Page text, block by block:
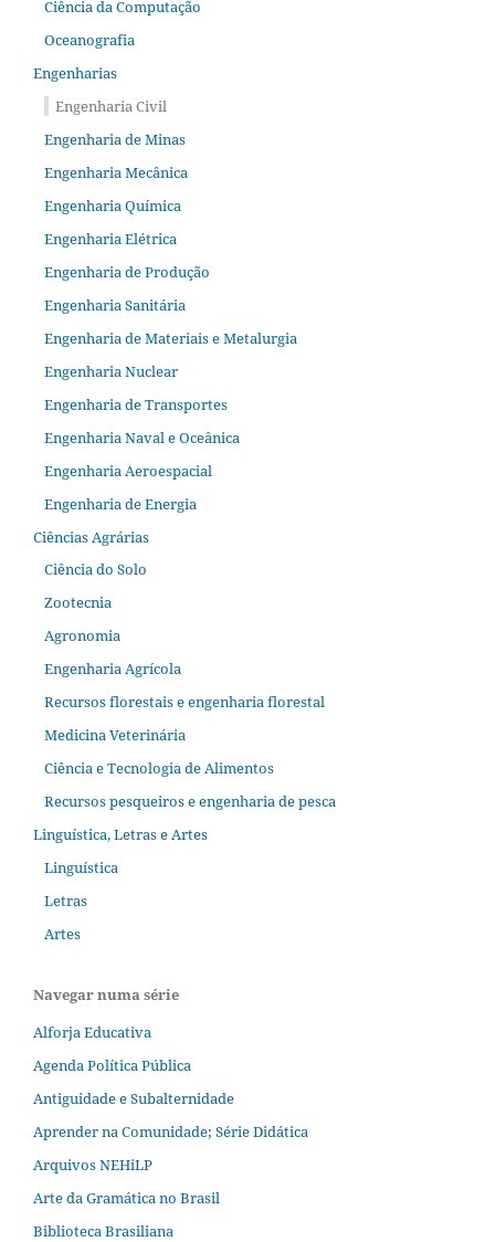
Ciência da Computação
Oceanografia
Engenharias
Engenharia Civil
Engenharia de Minas
Engenharia Mecânica
Engenharia Química
Engenharia Elétrica
Engenharia de Produção
Engenharia Sanitária
Engenharia de Materiais e Metalurgia
Engenharia Nuclear
Engenharia de Transportes
Engenharia Naval e Oceânica
Engenharia Aeroespacial
Engenharia de Energia
Ciências Agrárias
Ciência do Solo
Zootecnia
Agronomia
Engenharia Agrícola
Recursos florestais e engenharia florestal
Medicina Veterinária
Ciência e Tecnologia de Alimentos
Recursos pesqueiros e engenharia de pesca
Linguística, Letras e Artes
Linguística
Letras
Artes
Navegar numa série
Alforja Educativa
Agenda Política Pública
Antiguidade e Subalternidade
Aprender na Comunidade; Série Didática
Arquivos NEHiLP
Arte da Gramática no Brasil
Biblioteca Brasiliana